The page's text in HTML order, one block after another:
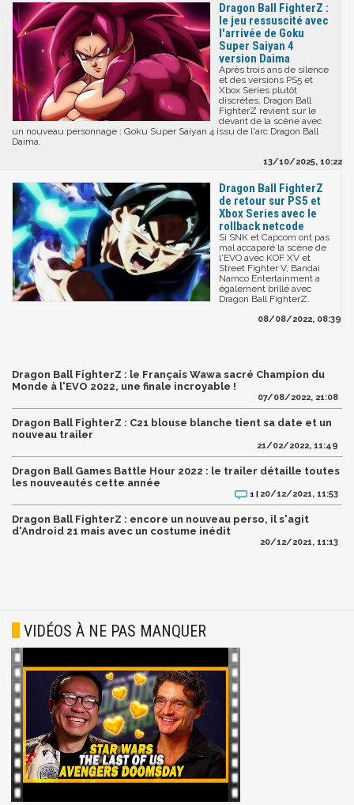
Dragon Ball FighterZ :
le jeu ressuscité avec
l'arrivée de Goku
Super Saiyan 4
version Daima
Après trois ans de silence
et des versions PS5 et
Xbox Series plutôt
discrètes, Dragon Ball
FighterZ revient sur le
devant de la scène avec
un nouveau personnage : Goku Super Saiyan 4 issu de l'arc Dragon Ball
Daima.
13/10/2025, 10:22
Dragon Ball FighterZ
de retour sur PS5 et
Xbox Series avec le
rollback netcode
Si SNK et Capcom ont pas
mal accaparé la scène de
l'EVO avec KOF XV et
Street Fighter V, Bandai
Namco Entertainment a
également brillé avec
Dragon Ball FighterZ.
08/08/2022, 08:39
Dragon Ball FighterZ : le Français Wawa sacré Champion du
Monde à l'EVO 2022, une finale incroyable !
07/08/2022, 21:08
Dragon Ball FighterZ : C21 blouse blanche tient sa date et un
nouveau trailer
21/02/2022, 11:49
Dragon Ball Games Battle Hour 2022 : le trailer détaille toutes
les nouveautés cette année
1 | 20/12/2021, 11:53
Dragon Ball FighterZ : encore un nouveau perso, il s'agit
d'Android 21 mais avec un costume inédit
20/12/2021, 11:13
VIDÉOS À NE PAS MANQUER